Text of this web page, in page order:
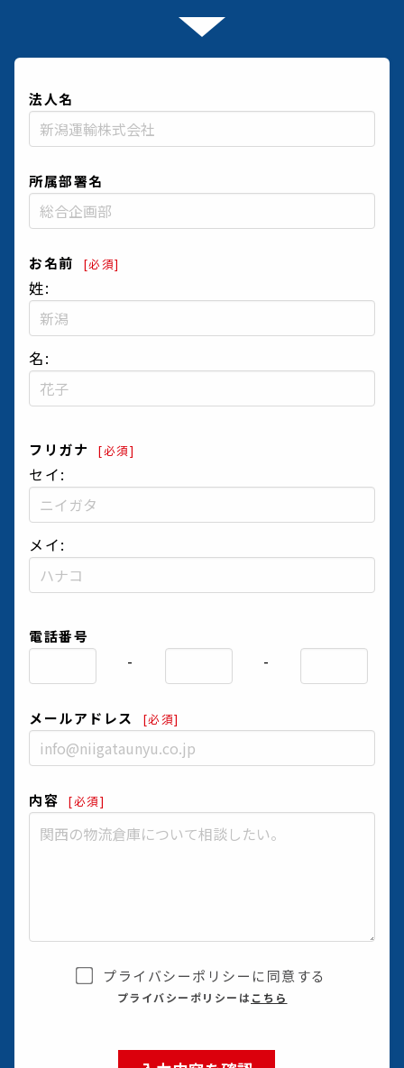
法人名
所属部署名
お名前 [必須]
姓:
名:
フリガナ [必須]
セイ:
メイ:
電話番号
- -
メールアドレス [必須]
内容 [必須]
プライバシーポリシーに同意する
プライバシーポリシーはこちら